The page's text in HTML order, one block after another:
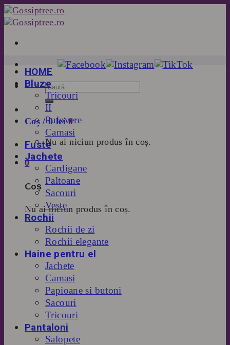
Skip
to
Coș /0lei 0
Nu ai niciun produs în coș.
0
Coș
Nu ai niciun produs în coș.
HOME
Bluze
Tricouri
II
Pulovere
Camasi
Fuste
Jachete
Cardigane
Paltoane
Sacouri
Veste
Rochii
Rochii de zi
Rochii elegante
Haine pentru el
Jachete
Camasi
Papioane si butoni
Sacouri
Tricouri
Pantaloni
Salopete